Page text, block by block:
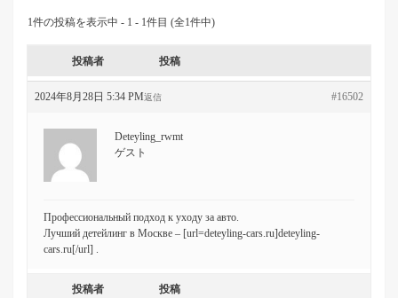
1件の投稿を表示中 - 1 - 1件目 (全1件中)
投稿者 投稿
2024年8月28日 5:34 PM #16502
返信
Deteyling_rwmt
ゲスト
Профессиональный подход к уходу за авто.
Лучший детейлинг в Москве – [url=deteyling-cars.ru]deteyling-
cars.ru[/url] .
投稿者 投稿